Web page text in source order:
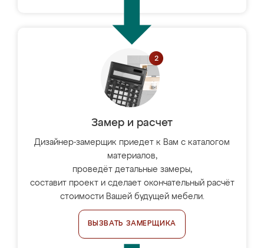
Замер и расчет
Дизайнер-замерщик приедет к Вам с каталогом
материалов,
проведёт детальные замеры,
составит проект и сделает окончательный расчёт
стоимости Вашей будущей мебели.
ВЫЗВАТЬ ЗАМЕРЩИКА